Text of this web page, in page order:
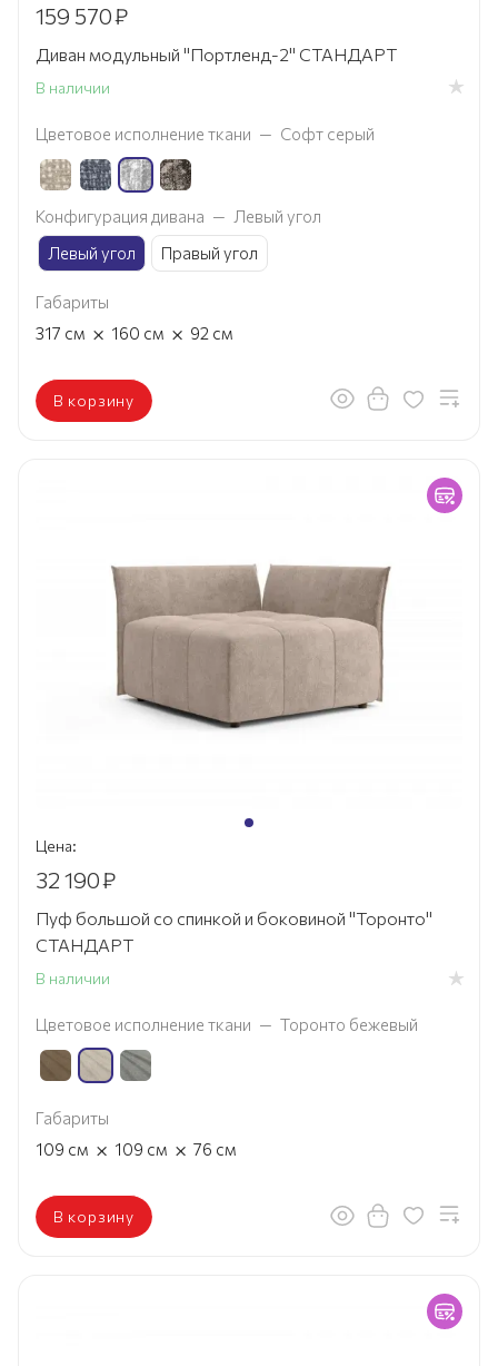
159 570₽
Диван модульный "Портленд-2" СТАНДАРТ
В наличии
Цветовое исполнение ткани — Софт серый
Конфигурация дивана — Левый угол
Левый угол
Правый угол
Габариты
317 см × 160 см × 92 см
В корзину
Цена:
32 190₽
Пуф большой со спинкой и боковиной "Торонто"
СТАНДАРТ
В наличии
Цветовое исполнение ткани — Торонто бежевый
Габариты
109 см × 109 см × 76 см
В корзину